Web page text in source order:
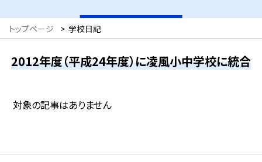
トップページ > 学校日記
2012年度（平成24年度）に凌風小中学校に統合
対象の記事はありません